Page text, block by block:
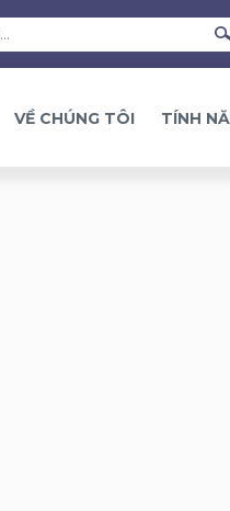
VỀ CHÚNG TÔI TÍNH